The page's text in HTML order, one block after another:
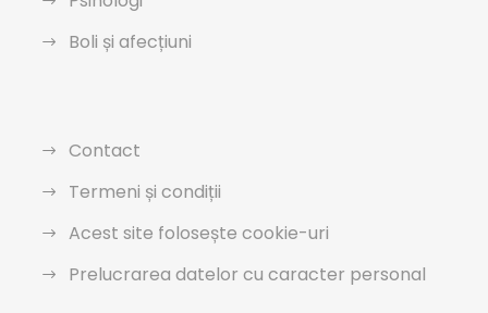
Boli și afecțiuni
Contact
Termeni și condiții
Acest site folosește cookie-uri
Prelucrarea datelor cu caracter personal